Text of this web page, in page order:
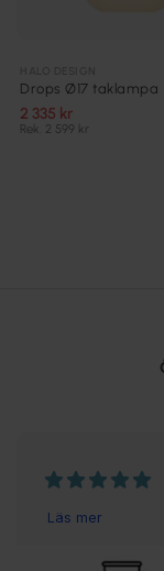
Drops Ø17 taklampa
2 335 kr
Rek. 2 599 kr